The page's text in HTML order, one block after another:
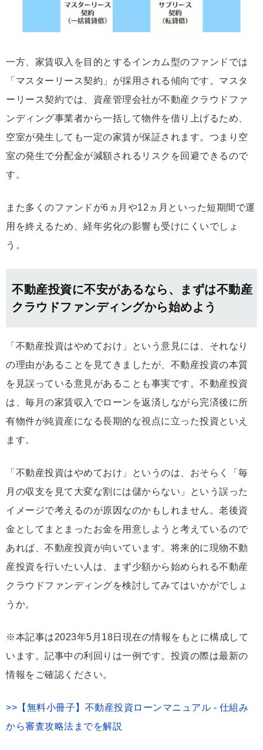
一方、家賃収入を目的とするインカム型のファンドでは
「マスターリース契約」が採用される傾向です。マスタ
ーリース契約では、資産管理会社が不動産クラウドファ
ンディング事業者から一括して物件を借り上げるため、
空室が発生しても一定の家賃が保証されます。つまり空
室の発生で分配金が減額されるリスクを回避できるので
す。
また多くのファンドが6ヵ月や12ヵ月といった短期間で運
用を終えるため、経年劣化の影響も受けにくいでしょ
う。
不動産投資に不安があるなら、まずは不動産
クラウドファンディングから始めよう
「不動産投資はやめておけ」という意見には、それなり
の理由があることを見てきましたが、不動産投資の本質
を見誤っている意見があることも事実です。不動産投資
は、毎月の家賃収入でローンを返済しながら完済後に所
有物件が純資産になる長期的な視点に立った投資といえ
ます。
「不動産投資はやめておけ」というのは、おそらく「毎
月の収支を見て大変な割には儲からない」という誤った
イメージで考えるのが原因なのかもしれません。老後資
金としてまとまったお金を用意しようと考えているので
あれば、不動産投資が向いています。将来的に現物不動
産投資を行いたい人は、まず少額から始められる不動産
クラウドファンディングを検討してみてはいかがでしょ
うか。
※本記事は2023年5月18日現在の情報をもとに構成して
います。記事中の利回りは一例です。投資の際は最新の
情報をご確認ください。
>>【無料小冊子】不動産投資ローンマニュアル - 仕組み
から審査攻略法までを解説